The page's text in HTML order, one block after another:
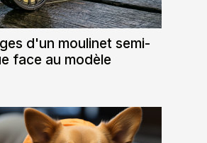
d'un moulinet semi-
face au modèle